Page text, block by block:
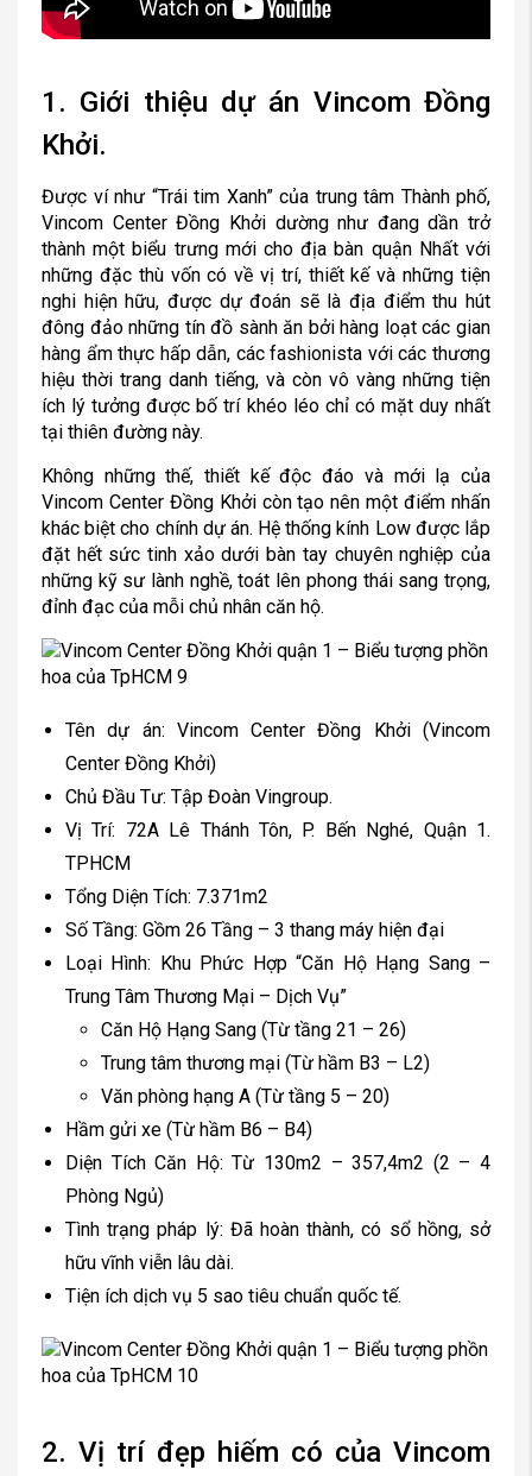
1. Giới thiệu dự án Vincom Đồng
Khởi.
Được ví như “Trái tim Xanh” của trung tâm Thành phố,
Vincom Center Đồng Khởi dường như đang dần trở
thành một biểu trưng mới cho địa bàn quận Nhất với
những đặc thù vốn có về vị trí, thiết kế và những tiện
nghi hiện hữu, được dự đoán sẽ là địa điểm thu hút
đông đảo những tín đồ sành ăn bởi hàng loạt các gian
hàng ẩm thực hấp dẫn, các fashionista với các thương
hiệu thời trang danh tiếng, và còn vô vàng những tiện
ích lý tưởng được bố trí khéo léo chỉ có mặt duy nhất
tại thiên đường này.
Không những thế, thiết kế độc đáo và mới lạ của
Vincom Center Đồng Khởi còn tạo nên một điểm nhấn
khác biệt cho chính dự án. Hệ thống kính Low được lắp
đặt hết sức tinh xảo dưới bàn tay chuyên nghiệp của
những kỹ sư lành nghề, toát lên phong thái sang trọng,
đỉnh đạc của mỗi chủ nhân căn hộ.
Tên dự án: Vincom Center Đồng Khởi (Vincom
Center Đồng Khởi)
Chủ Đầu Tư: Tập Đoàn Vingroup.
Vị Trí: 72A Lê Thánh Tôn, P. Bến Nghé, Quận 1.
TPHCM
Tổng Diện Tích: 7.371m2
Số Tầng: Gồm 26 Tầng – 3 thang máy hiện đại
Loại Hình: Khu Phức Hợp “Căn Hộ Hạng Sang –
Trung Tâm Thương Mại – Dịch Vụ”
Căn Hộ Hạng Sang (Từ tầng 21 – 26)
Trung tâm thương mại (Từ hầm B3 – L2)
Văn phòng hạng A (Từ tầng 5 – 20)
Hầm gửi xe (Từ hầm B6 – B4)
Diện Tích Căn Hộ: Từ 130m2 – 357,4m2 (2 – 4
Phòng Ngủ)
Tình trạng pháp lý: Đã hoàn thành, có sổ hồng, sở
hữu vĩnh viễn lâu dài.
Tiện ích dịch vụ 5 sao tiêu chuẩn quốc tế.
2. Vị trí đẹp hiếm có của Vincom